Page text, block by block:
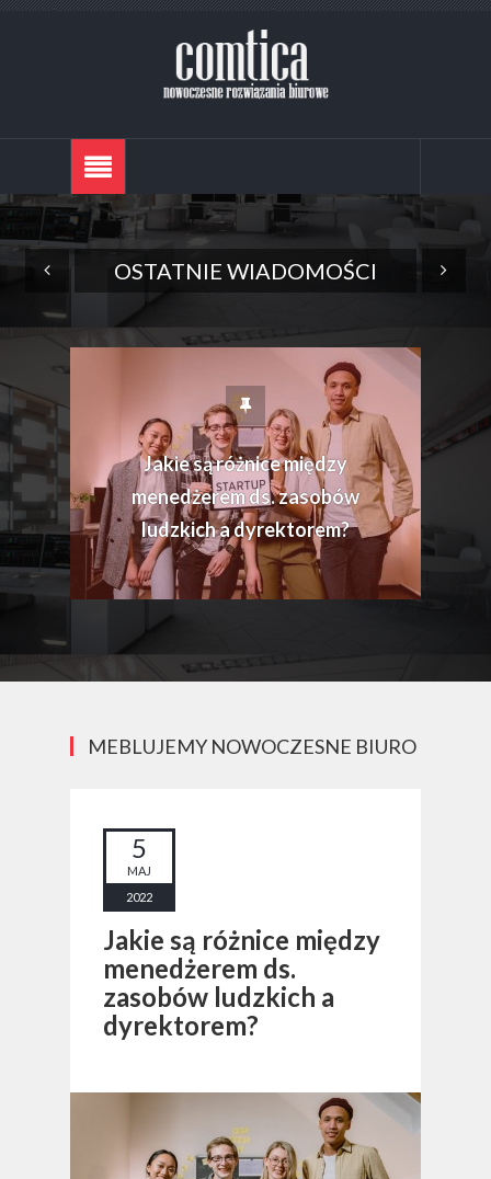
OSTATNIE WIADOMOŚCI
Jakie są różnice między
menedżerem ds. zasobów
ludzkich a dyrektorem?
MEBLUJEMY NOWOCZESNE BIURO
5
MAJ
2022
Jakie są różnice między
menedżerem ds.
zasobów ludzkich a
dyrektorem?